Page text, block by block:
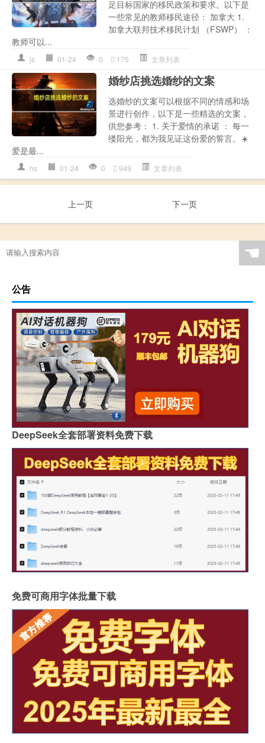
足目标国家的移民政策和要求。以下是
一些常见的教师移民途径： 加拿大 1.
加拿大联邦技术移民计划 （FSWP） ：
教师可以...
js 01-24 0 175 文章列表
婚纱店挑选婚纱的文案
选婚纱的文案可以根据不同的情感和场
景进行创作，以下是一些精选的文案，
供您参考： 1. 关于爱情的承诺 ： 每一
缕阳光，都为我见证这份爱的誓言。☀️
爱是最...
hs 01-24 0 949 文章列表
上一页 下一页
☚
公告
DeepSeek全套部署资料免费下载
免费可商用字体批量下载